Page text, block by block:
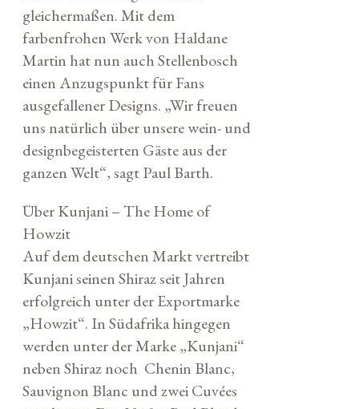
gleichermaßen. Mit dem
farbenfrohen Werk von Haldane
Martin hat nun auch Stellenbosch
einen Anzugspunkt für Fans
ausgefallener Designs. „Wir freuen
uns natürlich über unsere wein- und
designbegeisterten Gäste aus der
ganzen Welt“, sagt Paul Barth.
Über Kunjani – The Home of
Howzit
Auf dem deutschen Markt vertreibt
Kunjani seinen Shiraz seit Jahren
erfolgreich unter der Exportmarke
„Howzit“. In Südafrika hingegen
werden unter der Marke „Kunjani“
neben Shiraz noch Chenin Blanc,
Sauvignon Blanc und zwei Cuvées